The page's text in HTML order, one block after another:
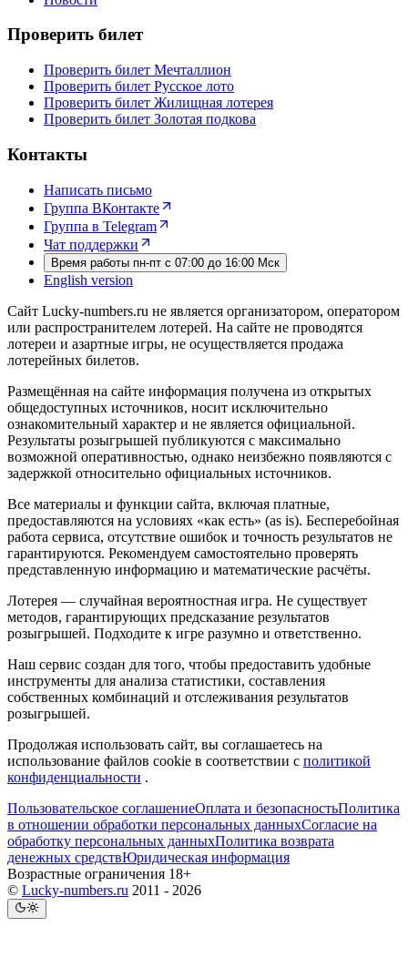
Проверить билет
Проверить билет Мечталлион
Проверить билет Русское лото
Проверить билет Жилищная лотерея
Проверить билет Золотая подкова
Контакты
Написать письмо
Группа ВКонтакте
Группа в Telegram
Чат поддержки
Время работы пн-пт с 07:00 до 16:00 Мск
English version
Сайт Lucky-numbers.ru не является организатором, оператором
или распространителем лотерей. На сайте не проводятся
лотереи и азартные игры, не осуществляется продажа
лотерейных билетов.
Размещённая на сайте информация получена из открытых
общедоступных источников, носит исключительно
ознакомительный характер и не является официальной.
Результаты розыгрышей публикуются с максимально
возможной оперативностью, однако неизбежно появляются с
задержкой относительно официальных источников.
Все материалы и функции сайта, включая платные,
предоставляются на условиях «как есть» (as is). Бесперебойная
работа сервиса, отсутствие ошибок и точность результатов не
гарантируются. Рекомендуем самостоятельно проверять
представленную информацию и математические расчёты.
Лотерея — случайная вероятностная игра. Не существует
методов, гарантирующих предсказание результатов
розыгрышей. Подходите к игре разумно и ответственно.
Наш сервис создан для того, чтобы предоставить удобные
инструменты для анализа статистики, составления
собственных комбинаций и отслеживания результатов
розыгрышей.
Продолжая использовать сайт, вы соглашаетесь на
использование файлов cookie в соответствии с политикой
конфиденциальности .
Пользовательское соглашениеОплата и безопасностьПолитика
в отношении обработки персональных данныхСогласие на
обработку персональных данныхПолитика возврата
денежных средствЮридическая информация
Возрастные ограничения 18+
© Lucky-numbers.ru 2011 - 2026